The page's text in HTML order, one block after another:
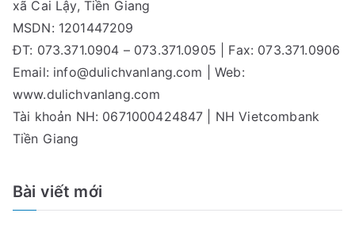
xã Cai Lậy, Tiền Giang
MSDN: 1201447209
ĐT: 073.371.0904 – 073.371.0905 | Fax: 073.371.0906
Email: info@dulichvanlang.com | Web:
www.dulichvanlang.com
Tài khoản NH: 0671000424847 | NH Vietcombank
Tiền Giang
Bài viết mới